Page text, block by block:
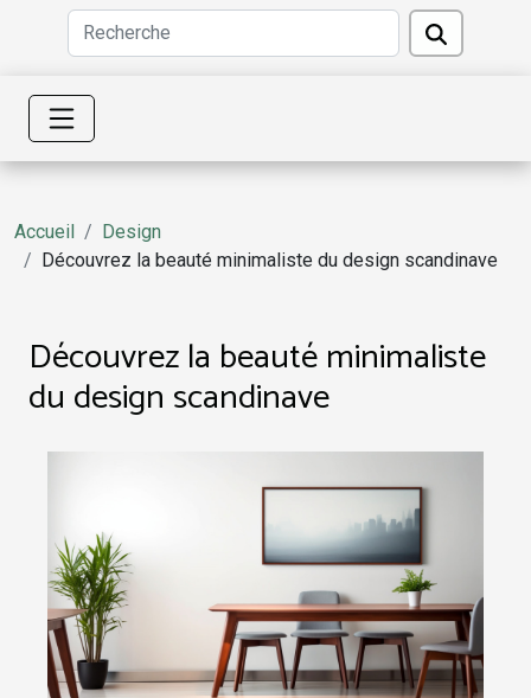
Accueil
Design
Découvrez la beauté minimaliste du design scandinave
Découvrez la beauté minimaliste
du design scandinave